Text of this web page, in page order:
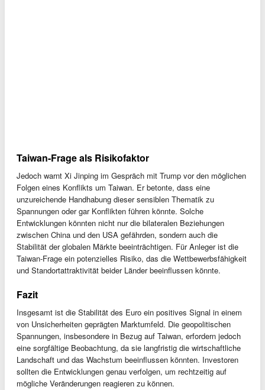
Taiwan-Frage als Risikofaktor
Jedoch warnt Xi Jinping im Gespräch mit Trump vor den möglichen
Folgen eines Konflikts um Taiwan. Er betonte, dass eine
unzureichende Handhabung dieser sensiblen Thematik zu
Spannungen oder gar Konflikten führen könnte. Solche
Entwicklungen könnten nicht nur die bilateralen Beziehungen
zwischen China und den USA gefährden, sondern auch die
Stabilität der globalen Märkte beeinträchtigen. Für Anleger ist die
Taiwan-Frage ein potenzielles Risiko, das die Wettbewerbsfähigkeit
und Standortattraktivität beider Länder beeinflussen könnte.
Fazit
Insgesamt ist die Stabilität des Euro ein positives Signal in einem
von Unsicherheiten geprägten Marktumfeld. Die geopolitischen
Spannungen, insbesondere in Bezug auf Taiwan, erfordern jedoch
eine sorgfältige Beobachtung, da sie langfristig die wirtschaftliche
Landschaft und das Wachstum beeinflussen könnten. Investoren
sollten die Entwicklungen genau verfolgen, um rechtzeitig auf
mögliche Veränderungen reagieren zu können.